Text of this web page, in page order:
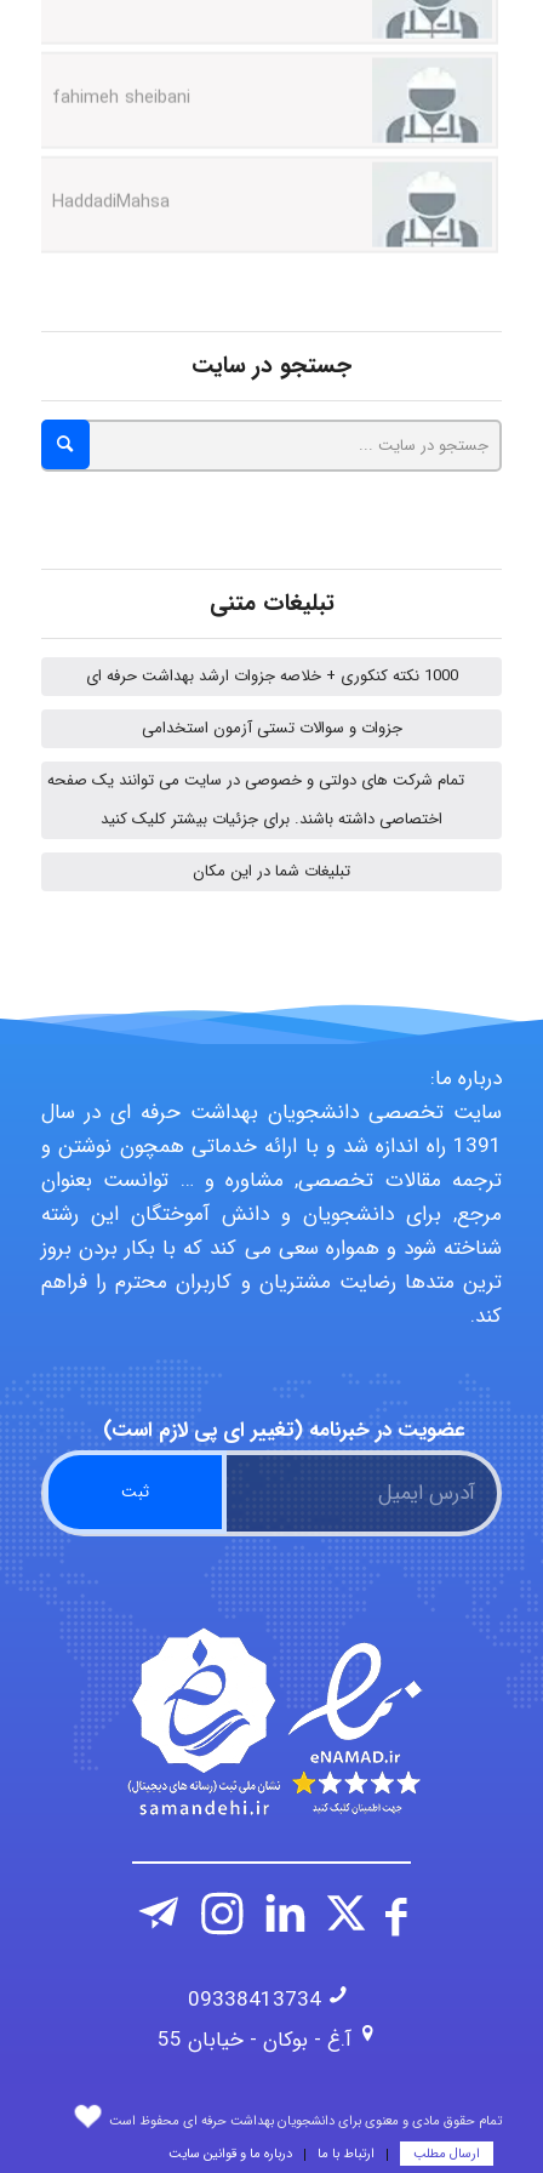
USER124
malekf
abolfazlkoshehe
HaddadiMahsa
Niloofar
USER124
malekf
abolfazlkoshehe
abolfazlkoshehe
جستجو در سایت
تبلیغات متنی
1000 نکته کنکوری + خلاصه جزوات ارشد بهداشت حرفه ای
جزوات و سوالات تستی آزمون استخدامی
تمام شرکت های دولتی و خصوصی در سایت می توانند یک صفحه
اختصاصی داشته باشند. برای جزئیات بیشتر کلیک کنید
تبلیغات شما در این مکان
درباره ما:
سایت تخصصی دانشجویان بهداشت حرفه ای در سال
1391 راه اندازه شد و با ارائه خدماتی همچون نوشتن و
ترجمه مقالات تخصصی, مشاوره و … توانست بعنوان
مرجع, برای دانشجویان و دانش آموختگان این رشته
شناخته شود و همواره سعی می کند که با بکار بردن بروز
ترین متدها رضایت مشتریان و کاربران محترم را فراهم
کند.
عضویت در خبرنامه (تغییر ای پی لازم است)
09338413734
آ.غ - بوکان - خیابان 55
تمام حقوق مادی و معنوی برای دانشجویان بهداشت حرفه ای محفوظ است
ارسال مطلب
ارتباط با ما درباره ما و قوانین سایت